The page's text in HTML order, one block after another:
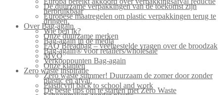
De duurzame verpakkingen van de toekomst zijn
herbruikbaar
Europese maatregelen om plastic verpakkingen terug te
dringen.
Over Bag-again
Wie ben ik?
Onze duurzame merken
Bag-again in de media
FAQ Breadbag – veelgestelde vragen over de broodzak
Bag-again® voor retailers/wholesale
MVO
Verkooppunten Bag-again
Onze klanten
Zero waste inspiratie
Zero waste summer! Duurzaam de zomer door zonder
plastic en afval.
Plasticvrij back to school and work
De beste tips om te starten met Zero Waste